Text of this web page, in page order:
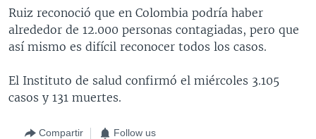
Ruiz reconoció que en Colombia podría haber
alrededor de 12.000 personas contagiadas, pero que
así mismo es difícil reconocer todos los casos.
El Instituto de salud confirmó el miércoles 3.105
casos y 131 muertes.
Compartir Follow us